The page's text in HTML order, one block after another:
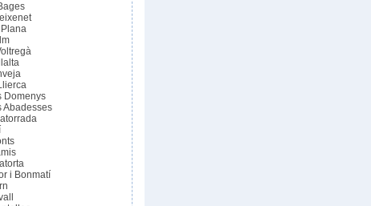
Domenys
Abadesses
i Bonmatí